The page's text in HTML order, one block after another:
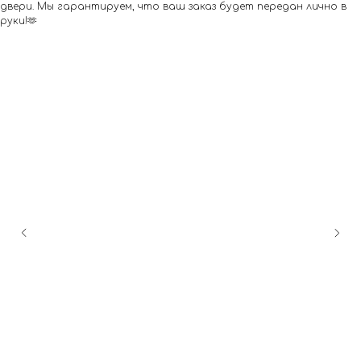
двери. Мы гарантируем, что ваш заказ будет передан лично в
руки!🫶